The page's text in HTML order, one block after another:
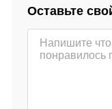
Оставьте